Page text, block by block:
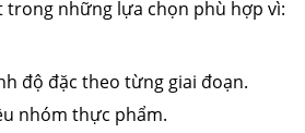
những lựa chọn phù hợp vì:
độ đặc theo từng giai đoạn.
nhóm thực phẩm.